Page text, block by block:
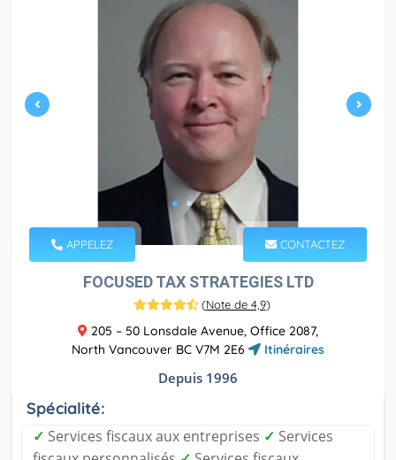
APPELEZ CONTACTEZ
FOCUSED TAX STRATEGIES LTD
(Note de 4,9)
205 – 50 Lonsdale Avenue, Office 2087,
North Vancouver BC V7M 2E6
Itinéraires
Depuis 1996
Spécialité:
✓ Services fiscaux aux entreprises ✓ Services